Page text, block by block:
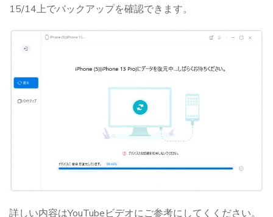
15/14上でバックアップを確認できます。
詳しい内容はYouTubeビデオにご参考にしてくください。